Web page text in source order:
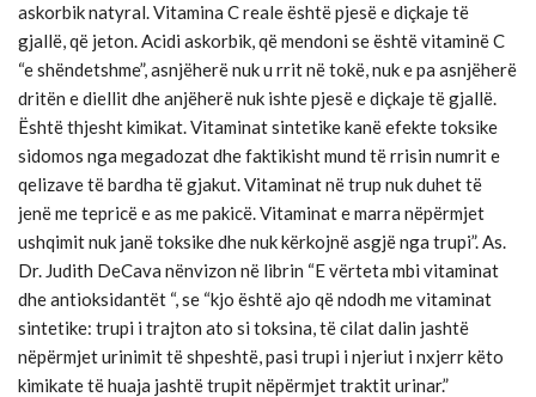
askorbik natyral. Vitamina C reale është pjesë e diçkaje të
gjallë, që jeton. Acidi askorbik, që mendoni se është vitaminë C
“e shëndetshme”, asnjëherë nuk u rrit në tokë, nuk e pa asnjëherë
dritën e diellit dhe anjëherë nuk ishte pjesë e diçkaje të gjallë.
Është thjesht kimikat. Vitaminat sintetike kanë efekte toksike
sidomos nga megadozat dhe faktikisht mund të rrisin numrit e
qelizave të bardha të gjakut. Vitaminat në trup nuk duhet të
jenë me tepricë e as me pakicë. Vitaminat e marra nëpërmjet
ushqimit nuk janë toksike dhe nuk kërkojnë asgjë nga trupi”. As.
Dr. Judith DeCava nënvizon në librin “E vërteta mbi vitaminat
dhe antioksidantët “, se “kjo është ajo që ndodh me vitaminat
sintetike: trupi i trajton ato si toksina, të cilat dalin jashtë
nëpërmjet urinimit të shpeshtë, pasi trupi i njeriut i nxjerr këto
kimikate të huaja jashtë trupit nëpërmjet traktit urinar.”